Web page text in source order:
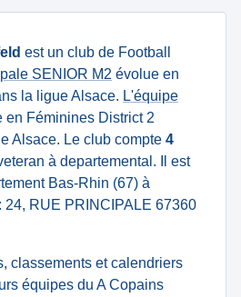
est un club de Football
SENIOR M2 évolue en
la ligue Alsace. L'équipe
en Féminines District 2
Alsace. Le club compte 4
à departemental. Il est
Bas-Rhin (67) à
24, RUE PRINCIPALE 67360
classements et calendriers
équipes du A Copains